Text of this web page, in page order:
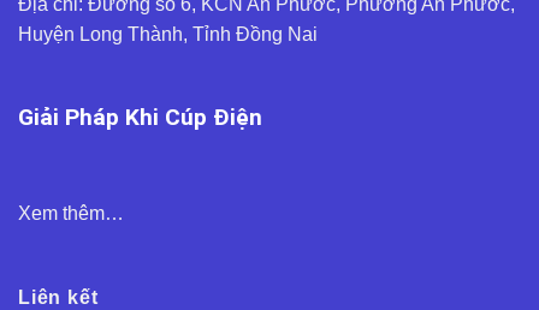
Địa chỉ: Đường số 6, KCN An Phước, Phường An Phước,
Huyện Long Thành, Tỉnh Đồng Nai
Giải Pháp Khi Cúp Điện
Xem thêm…
Liên kết